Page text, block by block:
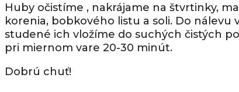
Huby očistíme , nakrájame na štvrtinky,
korenia, bobkového listu a soli. Do
studené ich vložíme do suchých čistých
pri miernom vare 20-30 minút.
Dobrú chuť!